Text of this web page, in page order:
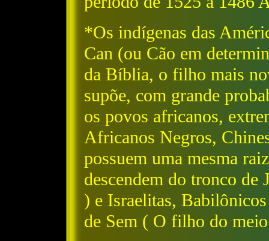
*Os indígenas das
Can (ou Cão em
da Bíblia, o filho mais
supõe, com grande
os povos africanos,
Africanos Negros,
possuem uma mesma
descendem do tronco
) e Israelitas,
de Sem ( O filho do